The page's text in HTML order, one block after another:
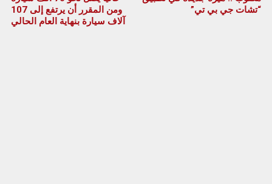
“تشات جي بي تي”
ومن المقرر أن يرتفع إلى 107
آلاف سيارة بنهاية العام الحالي